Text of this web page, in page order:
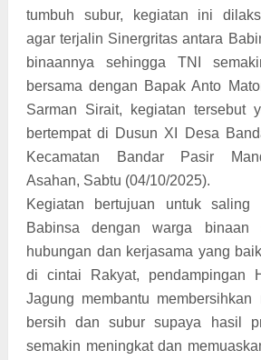
tumbuh subur, kegiatan ini
agar terjalin Sinergritas antara
binaannya sehingga TNI
bersama dengan Bapak Anto
Sarman Sirait, kegiatan tersebut
bertempat di Dusun XI Desa
Kecamatan Bandar Pasir
Asahan, Sabtu (04/10/2025).
Kegiatan bertujuan untuk saling
Babinsa dengan warga binaan
hubungan dan kerjasama yang
di cintai Rakyat, pendampingan
Jagung membantu membersihkan
bersih dan subur supaya hasil
semakin meningkat dan